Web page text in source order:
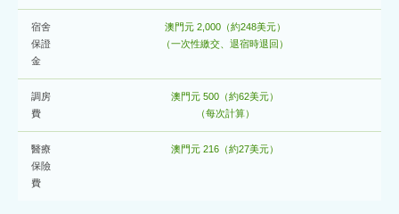
宿舍
保證
金
澳門元 2,000（約248美元）
（一次性繳交、退宿時退回）
調房
費
澳門元 500（約62美元）
（每次計算）
醫療
保險
費
澳門元 216（約27美元）